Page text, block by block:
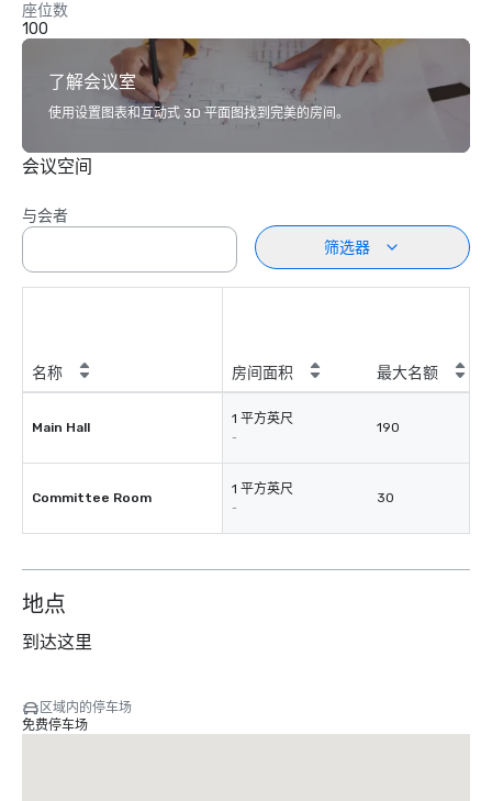
座位数
100
了解会议室
使用设置图表和互动式 3D 平面图找到完美的房间。
会议空间
与会者
筛选器
名称 房间面积 最大名额
Main Hall
1 平方英尺
-
190
Committee Room
1 平方英尺
-
30
地点
到达这里
区域内的停车场
免费停车场